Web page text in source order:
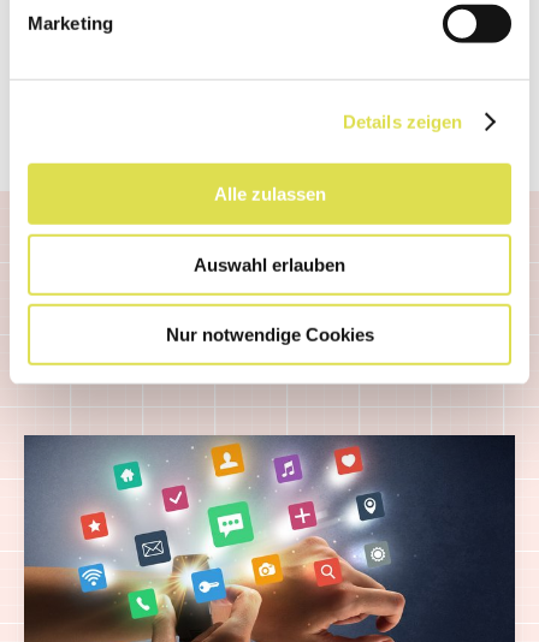
Marketing
Details zeigen
Alle zulassen
Auswahl erlauben
Nur notwendige Cookies
Quelle: BASF
Ähnliche Artikel